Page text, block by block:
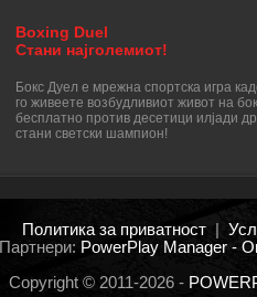
Boxing Duel
Стани најголемиот!
Бокс Дуел е мрежна спортска игра
го живеете возбудливиот живот на
бесплатно против десетици илјади
стани светски шампион!
Политика за приватност|
Партнери: PowerPlay Manager -
Copyright © 2011-2026 -